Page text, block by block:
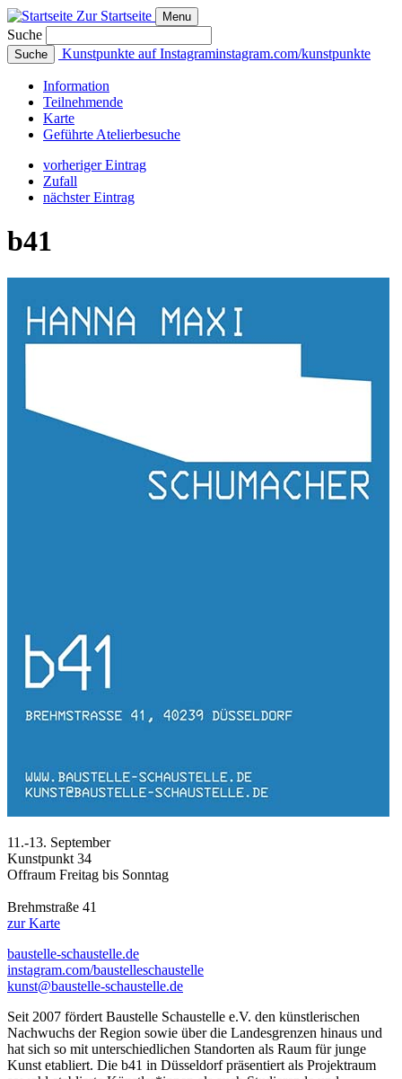
Zur Startseite Menu
Suche
Suche Kunstpunkte auf Instagraminstagram.com/kunstpunkte
Information
Teilnehmende
Karte
Geführte Atelierbesuche
vorheriger Eintrag
Zufall
nächster Eintrag
b41
11.-13. September
Kunstpunkt 34
Offraum Freitag bis Sonntag
Brehmstraße 41
zur Karte
baustelle-schaustelle.de
instagram.com/baustelleschaustelle
kunst@baustelle-schaustelle.de
Seit 2007 fördert Baustelle Schaustelle e.V. den künstlerischen
Nachwuchs der Region sowie über die Landesgrenzen hinaus und
hat sich so mit unterschiedlichen Standorten als Raum für junge
Kunst etabliert. Die b41 in Düsseldorf präsentiert als Projektraum